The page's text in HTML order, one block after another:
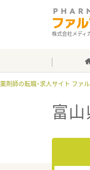
株式会社メディ
薬剤師の転職・求人サイト ファ
富